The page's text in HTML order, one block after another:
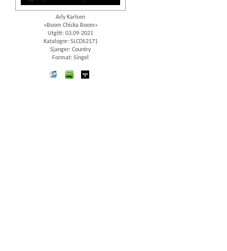
Arly Karlsen
«Boom Chicka Boom»
Utgitt: 03.09-2021
Katalognr: SLCDS2171
Sjanger: Country
Format: Singel
iTunes spotify